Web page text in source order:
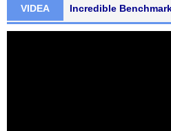
VIDEA Incredible